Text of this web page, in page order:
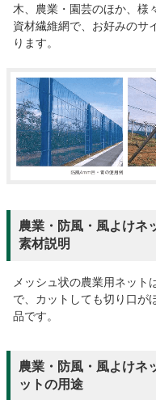
木、農業・園芸のほか、様
資材繊維網で、お好みのサ
ります。
農業・防風・風よけネ
素材説明
メッシュ状の農業用ネット
で、カットしても切り口が
品です。
農業・防風・風よけネ
ットの用途